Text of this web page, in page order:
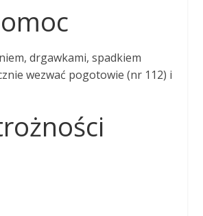
drgawkami, spadkiem
wezwać pogotowie (nr 112) i